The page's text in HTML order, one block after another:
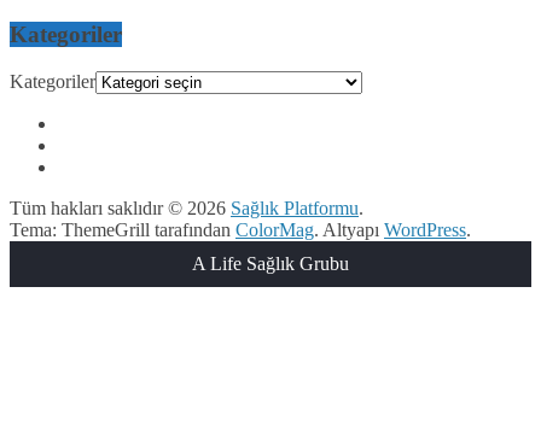
Kategoriler
Kategoriler
Tüm hakları saklıdır © 2026 Sağlık Platformu.
Tema: ThemeGrill tarafından ColorMag. Altyapı WordPress.
A Life Sağlık Grubu